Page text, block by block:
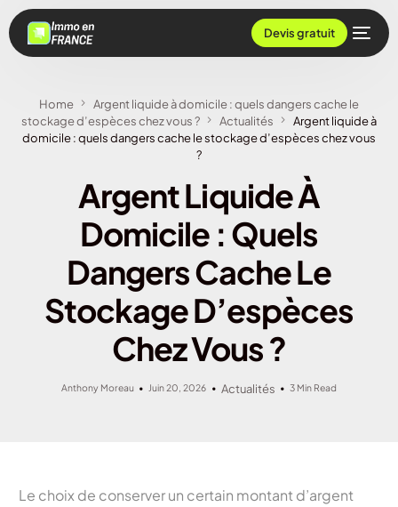
Devis gratuit
Home
Argent liquide à domicile : quels dangers cache le
stockage d’espèces chez vous ?
Actualités
Argent liquide à
domicile : quels dangers cache le stockage d’espèces chez vous
?
Argent Liquide À
Domicile : Quels
Dangers Cache Le
Stockage D’espèces
Chez Vous ?
Anthony Moreau Juin 20, 2026 Actualités 3 Min Read
Le choix de conserver un certain montant d’argent